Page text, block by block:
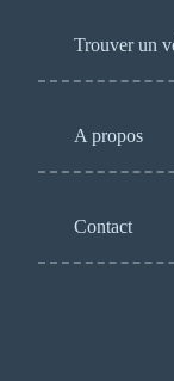
Trouver un
A propos
Contact